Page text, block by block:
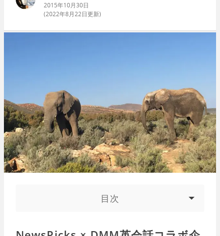
2015年10月30日
(2022年8月22日更新)
目次